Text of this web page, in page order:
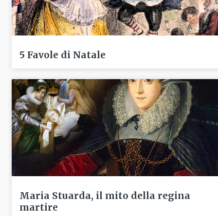
5 Favole di Natale
Maria Stuarda, il mito della regina
martire